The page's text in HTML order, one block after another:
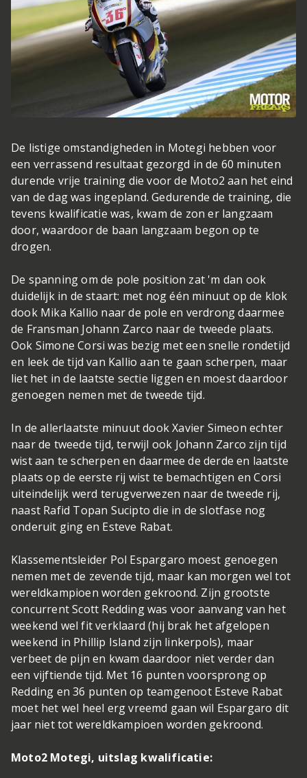
De listige omstandigheden in Motegi hebben voor
een verrassend resultaat gezorgd in de 60 minuten
durende vrije training die voor de Moto2 aan het eind
van de dag was ingepland. Gedurende de training, die
tevens kwalificatie was, kwam de zon er langzaam
door, waardoor de baan langzaam begon op te
drogen.
De spanning om de pole position zat 'm dan ook
duidelijk in de staart: met nog één minuut op de klok
dook Mika Kallio naar de pole en verdrong daarmee
de Fransman Johann Zarco naar de tweede plaats.
Ook Simone Corsi was bezig met een snelle rondetijd
en leek de tijd van Kallio aan te gaan scherpen, maar
liet het in de laatste sectie liggen en moest daardoor
genoegen nemen met de tweede tijd.
In de allerlaatste minuut dook Xavier Simeon echter
naar de tweede tijd, terwijl ook Johann Zarco zijn tijd
wist aan te scherpen en daarmee de derde en laatste
plaats op de eerste rij wist te bemachtigen en Corsi
uiteindelijk werd terugverwezen naar de tweede rij,
naast Rafid Topan Sucipto die in de slotfase nog
onderuit ging en Esteve Rabat.
Klassementsleider Pol Espargaro moest genoegen
nemen met de zevende tijd, maar kan morgen wel tot
wereldkampioen worden gekroond. Zijn grootste
concurrent Scott Redding was voor aanvang van het
weekend wel fit verklaard (hij brak het afgelopen
weekend in Phillip Island zijn linkerpols), maar
verbeet de pijn en kwam daardoor niet verder dan
een vijftiende tijd. Met 16 punten voorsprong op
Redding en 36 punten op teamgenoot Esteve Rabat
moet het wel heel erg vreemd gaan wil Espargaro dit
jaar niet tot wereldkampioen worden gekroond.
Moto2 Motegi, uitslag kwalificatie: